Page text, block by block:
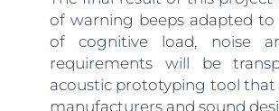
of warning beeps adapted to
of cognitive load, noise
requirements will be
acoustic prototyping tool that
manufacturers and sound